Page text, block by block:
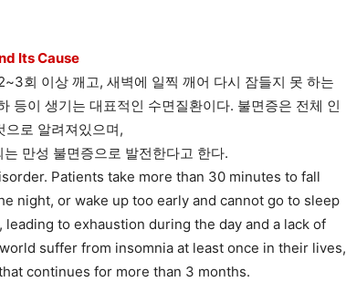
Its Cause
회 이상 깨고, 새벽에 일찍 깨어 다시 잠들지 못 하는
등이 생기는 대표적인 수면질환이다. 불면증은 전체 인
으로 알려져있으며,
만성 불면증으로 발전한다고 한다.
Patients take more than 30 minutes to fall
night, or wake up too early and cannot go to sleep
to exhaustion during the day and a lack of
suffer from insomnia at least once in their lives,
continues for more than 3 months.